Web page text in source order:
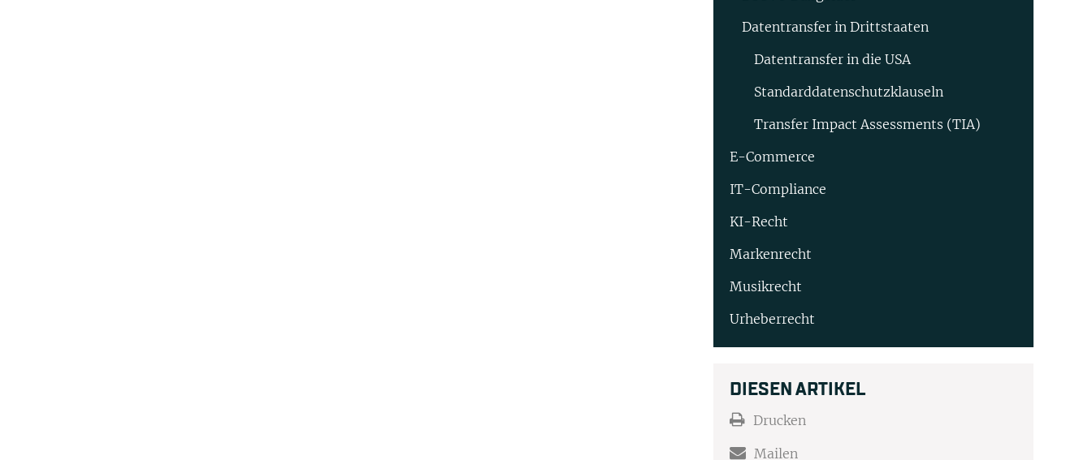
Datentransfer in Drittstaaten
Datentransfer in die USA
Standard­datenschutz­klauseln
Transfer Impact Assessments (TIA)
E-Commerce
IT-Compliance
KI-Recht
Markenrecht
Musikrecht
Urheberrecht
DIESEN ARTIKEL
Drucken
Mailen